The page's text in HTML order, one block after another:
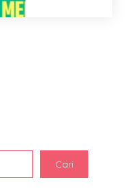
Cari